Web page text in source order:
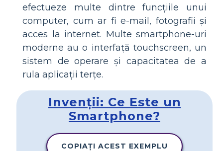
efectueze multe dintre funcțiile unui
computer, cum ar fi e-mail, fotografii și
acces la internet. Multe smartphone-uri
moderne au o interfață touchscreen, un
sistem de operare și capacitatea de a
rula aplicații terțe.
Invenții: Ce Este un
Smartphone?
COPIAȚI ACEST EXEMPLU